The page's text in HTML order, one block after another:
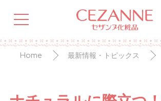
Home 最新情報・トピックス